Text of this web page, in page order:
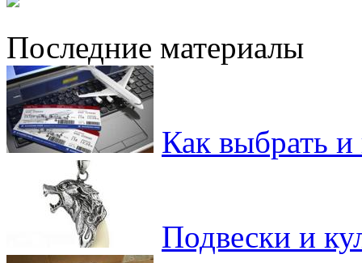
Последние материалы
Как выбрать и
Подвески и